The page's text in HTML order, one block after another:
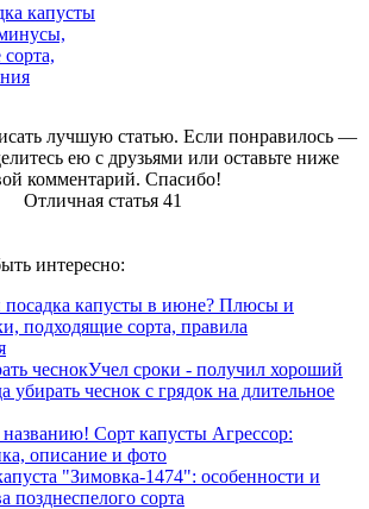
капусты
лучшую статью. Если понравилось —
ею с друзьями или оставьте ниже
комментарий. Спасибо!
Отличная статья 41
интересно:
капусты в июне? Плюсы и
подходящие сорта, правила
Учел сроки - получил хороший
убирать чеснок с грядок на длительное
Сорт капусты Агрессор:
описание и фото
"Зимовка-1474": особенности и
позднеспелого сорта